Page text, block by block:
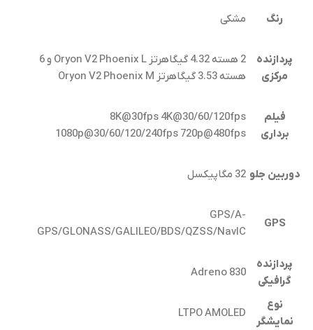
رنگ مشکی
پردازنده
مرکزی
2 هسته 4.32 گیگاهرتز Oryon V2 Phoenix L و 6
هسته 3.53 گیگاهرتز Oryon V2 Phoenix M
فیلم
برداری
8K@30fps 4K@30/60/120fps
1080p@30/60/120/240fps 720p@480fps
دوربین جلو 32 مگاپیکسل
GPS
GPS/A-
GPS/GLONASS/GALILEO/BDS/QZSS/NavIC
پردازنده
گرافیکی
Adreno 830
نوع
نمایشگر
LTPO AMOLED